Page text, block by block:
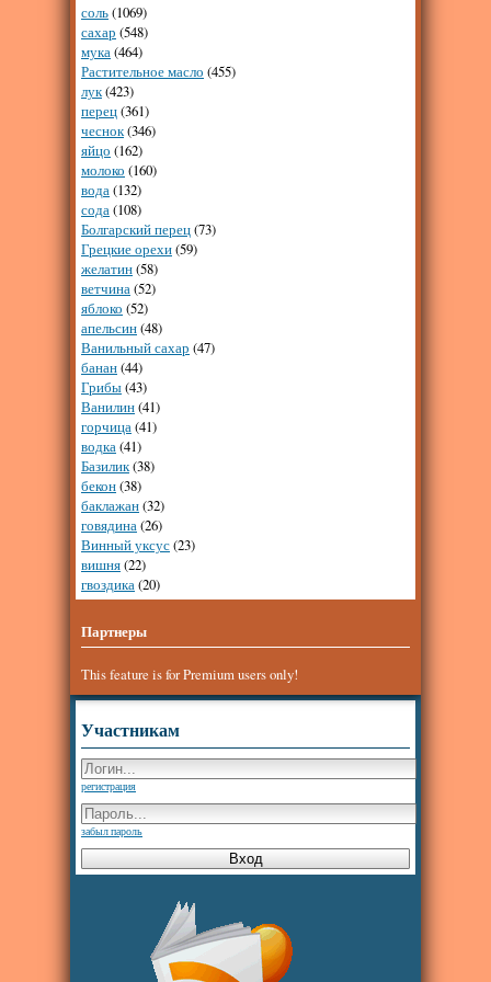
соль(1069)
сахар (548)
мука(464)
Растительное масло (455)
лук(423)
перец(361)
чеснок(346)
яйцо (162)
молоко (160)
вода(132)
сода(108)
Болгарский перец(73)
Грецкие орехи(59)
желатин(58)
ветчина(52)
яблоко (52)
апельсин(48)
Ванильный сахар (47)
банан(44)
Грибы(43)
Ванилин(41)
горчица(41)
водка(41)
Базилик(38)
бекон(38)
баклажан(32)
говядина(26)
Винный уксус(23)
вишня(22)
гвоздика(20)
Партнеры
This feature is for Premium users only!
Участникам
регистрация
забыл пароль